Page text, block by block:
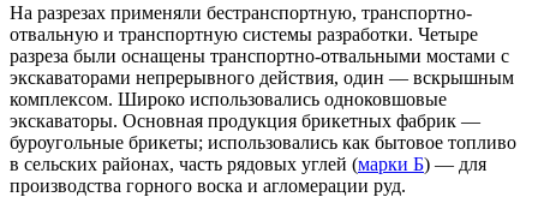
На разрезах применяли бестранспортную, транспортно-
отвальную и транспортную системы разработки. Четыре
разреза были оснащены транспортно-отвальными мостами с
экскаваторами непрерывного действия, один — вскрышным
комплексом. Широко использовались одноковшовые
экскаваторы. Основная продукция брикетных фабрик —
буроугольные брикеты; использовались как бытовое топливо
в сельских районах, часть рядовых углей (марки Б) — для
производства горного воска и агломерации руд.